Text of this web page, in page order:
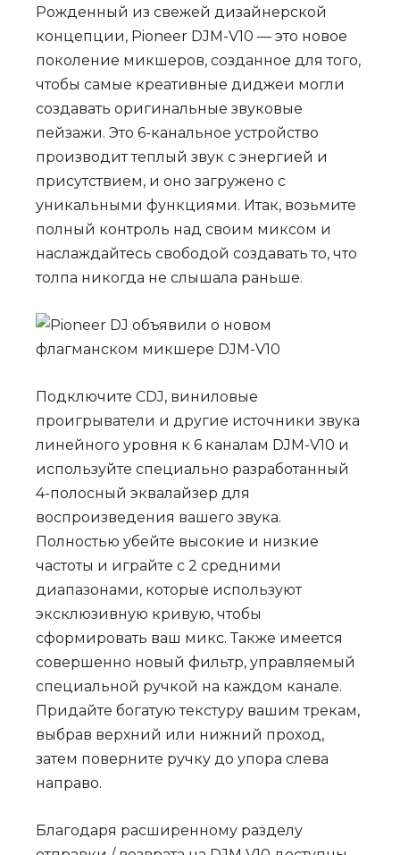
Рожденный из свежей дизайнерской
концепции, Pioneer DJM-V10 — это новое
поколение микшеров, созданное для того,
чтобы самые креативные диджеи могли
создавать оригинальные звуковые
пейзажи. Это 6-канальное устройство
производит теплый звук с энергией и
присутствием, и оно загружено с
уникальными функциями. Итак, возьмите
полный контроль над своим миксом и
наслаждайтесь свободой создавать то, что
толпа никогда не слышала раньше.
Подключите CDJ, виниловые
проигрыватели и другие источники звука
линейного уровня к 6 каналам DJM-V10 и
используйте специально разработанный
4-полосный эквалайзер для
воспроизведения вашего звука.
Полностью убейте высокие и низкие
частоты и играйте с 2 средними
диапазонами, которые используют
эксклюзивную кривую, чтобы
сформировать ваш микс. Также имеется
совершенно новый фильтр, управляемый
специальной ручкой на каждом канале.
Придайте богатую текстуру вашим трекам,
выбрав верхний или нижний проход,
затем поверните ручку до упора слева
направо.
Благодаря расширенному разделу